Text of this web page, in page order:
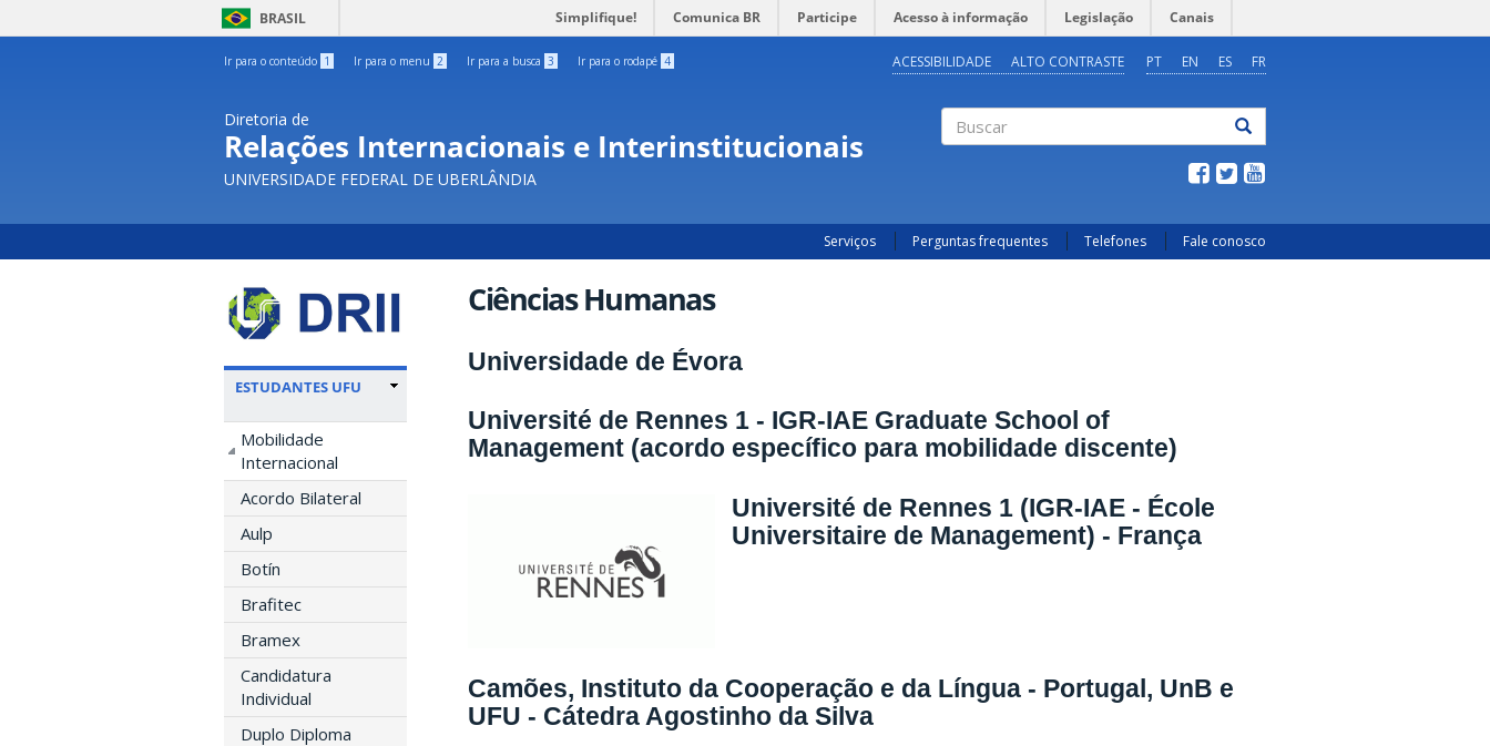
BRASIL Simplifique! Comunica BR Participe Acesso à informação Legislação Canais
Ir para o conteúdo 1 Ir para o menu 2 Ir para a busca 3 Ir para o rodapé 4 PT EN ES FR
ACESSIBILIDADE ALTO CONTRASTE
Diretoria de
Relações Internacionais e Interinstitucionais
UNIVERSIDADE FEDERAL DE UBERLÂNDIA
Serviços Perguntas frequentes Telefones Fale conosco
ESTUDANTES UFU
Mobilidade
Internacional
Acordo Bilateral
Aulp
Botín
Brafitec
Bramex
Candidatura
Individual
Duplo Diploma
Ciências Humanas
Universidade de Évora
Université de Rennes 1 - IGR-IAE Graduate School of
Management (acordo específico para mobilidade discente)
Université de Rennes 1 (IGR-IAE - École
Universitaire de Management) - França
Camões, Instituto da Cooperação e da Língua - Portugal, UnB e
UFU - Cátedra Agostinho da Silva